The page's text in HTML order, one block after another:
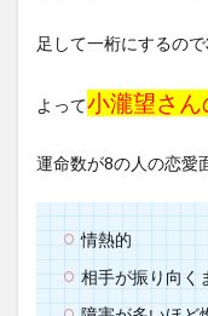
足して一桁にするので
よって小瀧望さん
運命数が8の人の恋愛
情熱的
相手が振り向く